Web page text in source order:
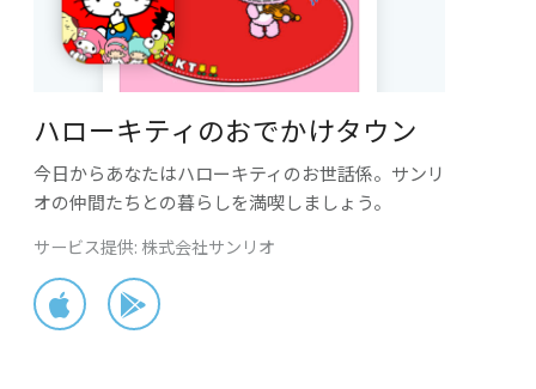
ハローキティのおでかけタウン
今日からあなたはハローキティのお世話係。サンリ
オの仲間たちとの暮らしを満喫しましょう。
サービス提供: 株式会社サンリオ
App StoreGoogle Play